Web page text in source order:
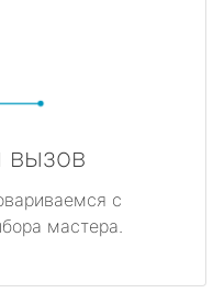
вызов
с
мастера.